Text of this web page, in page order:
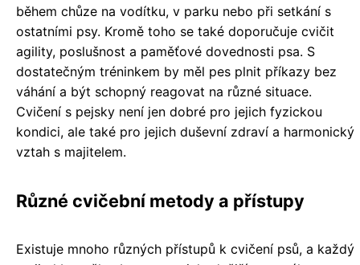
během chůze na vodítku, v parku nebo při setkání s
ostatními psy. Kromě toho se také doporučuje cvičit
agility, poslušnost a paměťové dovednosti psa. S
dostatečným tréninkem by měl pes plnit příkazy bez
váhání a být schopný reagovat na různé situace.
Cvičení s pejsky není jen dobré pro jejich fyzickou
kondici, ale také pro jejich duševní zdraví a harmonický
vztah s majitelem.
Různé cvičební metody a přístupy
Existuje mnoho různých přístupů k cvičení psů, a každý